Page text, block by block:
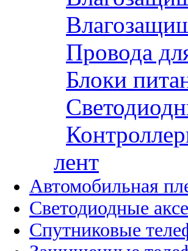
Провода
Блоки
лент
Автомобильная
Светодиодные
Спутниковые